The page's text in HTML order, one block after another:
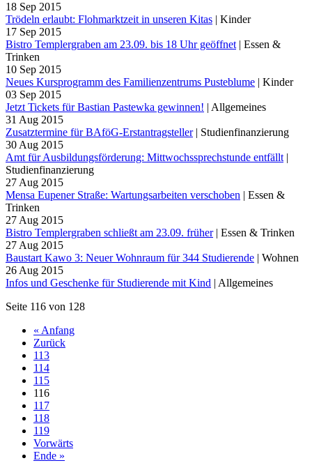
18 Sep 2015
Trödeln erlaubt: Flohmarktzeit in unseren Kitas | Kinder
17 Sep 2015
Bistro Templergraben am 23.09. bis 18 Uhr geöffnet | Essen &
Trinken
10 Sep 2015
Neues Kursprogramm des Familienzentrums Pusteblume | Kinder
03 Sep 2015
Jetzt Tickets für Bastian Pastewka gewinnen! | Allgemeines
31 Aug 2015
Zusatztermine für BAföG-Erstantragsteller | Studienfinanzierung
30 Aug 2015
Amt für Ausbildungsförderung: Mittwochssprechstunde entfällt |
Studienfinanzierung
27 Aug 2015
Mensa Eupener Straße: Wartungsarbeiten verschoben | Essen &
Trinken
27 Aug 2015
Bistro Templergraben schließt am 23.09. früher | Essen & Trinken
27 Aug 2015
Baustart Kawo 3: Neuer Wohnraum für 344 Studierende | Wohnen
26 Aug 2015
Infos und Geschenke für Studierende mit Kind | Allgemeines
Seite 116 von 128
« Anfang
Zurück
113
114
115
116
117
118
119
Vorwärts
Ende »